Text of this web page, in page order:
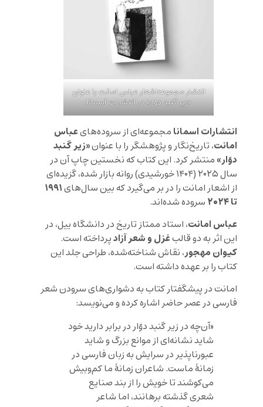
انتشار مجموعه‌اشعار عباس امانت با عنوان
«زیر گنبد دوّار» در انتشارات آسمانا
انتشارات اسمانا مجموعه‌ای از سروده‌هایعباس
امانت، تاریخ‌نگار و پژوهشگر را با عنوان«زیر گنبد
دوّار» منتشر کرد. این کتاب که نخستین چاپ آن در
سال ۲۰۲۵ (۱۴۰۴ خورشیدی) روانه بازار شده، گزیده‌ای
از اشعار امانت را در بر می‌گیرد که بین سال‌های۱۹۹۱
تا ۲۰۲۴
سروده شده‌اند.
عباس امانت، استاد ممتاز تاریخ در دانشگاه ییل، در
این اثر به دو قالبغزل و شعر آزادپرداخته است.
کیوان مهجور، نقاش شناخته‌شده، طراحی جلد این
کتاب را بر عهده داشته است.
امانت در پیشگفتار کتاب به دشواری‌های سرودن شعر
فارسی در عصر حاضر اشاره کرده و می‌نویسد:
«آن‌چه درزیر گنبد دوّاردر برابر دارید خود
شاید نشانه‌ای از موانع بزرگ و شاید
عبورناپذیر در سرایش به زبان فارسی در
زمانهٔ ماست. شاعران زمانهٔ ما کم‌وبیش
می‌کوشند تا خویش را از بند صنایع
شعری گذشته برهانند، اما شاعر